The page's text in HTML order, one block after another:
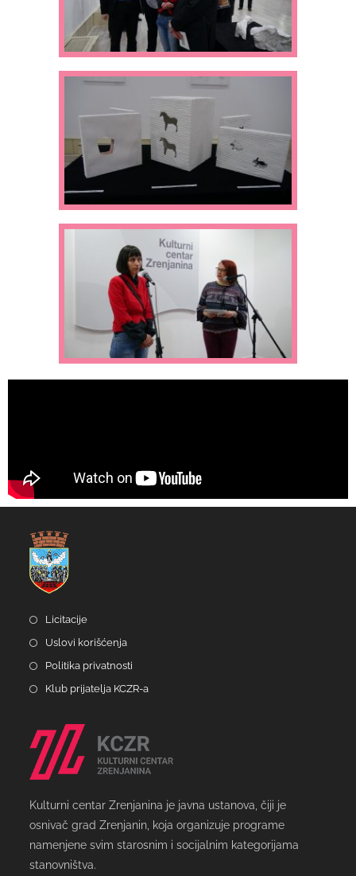
Licitacije
Uslovi korišćenja
Politika privatnosti
Klub prijatelja KCZR-a
Kulturni centar Zrenjanina je javna ustanova, čiji je
osnivač grad Zrenjanin, koja organizuje programe
namenjene svim starosnim i socijalnim kategorijama
stanovništva.